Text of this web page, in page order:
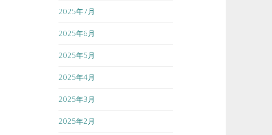
2025年7月
2025年6月
2025年5月
2025年4月
2025年3月
2025年2月